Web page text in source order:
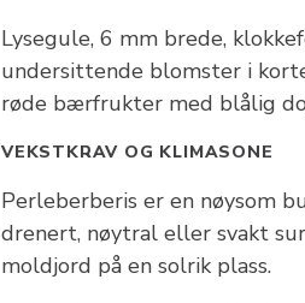
Lysegule, 6 mm brede,
undersittende blomster i
røde bærfrukter med blålig
VEKSTKRAV OG KLIMASONE
Perleberberis er en nøysom
drenert, nøytral eller svakt
moldjord på en solrik plass.